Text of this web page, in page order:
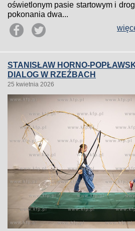
oświetlonym pasie startowym i
pokonania dwa...
STANISŁAW HORNO-
DIALOG W RZEŹBACH
25 kwietnia 2026